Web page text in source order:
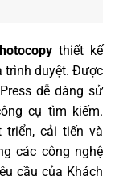
thiết kế
trình duyệt. Được
dễ dàng sử
cụ tìm kiếm.
cải tiến và
các công nghệ
cầu của Khách